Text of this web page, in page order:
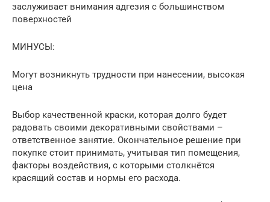
заслуживает внимания адгезия с большинством
поверхностей
МИНУСЫ:
Могут возникнуть трудности при нанесении, высокая
цена
Выбор качественной краски, которая долго будет
радовать своими декоративными свойствами –
ответственное занятие. Окончательное решение при
покупке стоит принимать, учитывая тип помещения,
факторы воздействия, с которыми столкнётся
красящий состав и нормы его расхода.